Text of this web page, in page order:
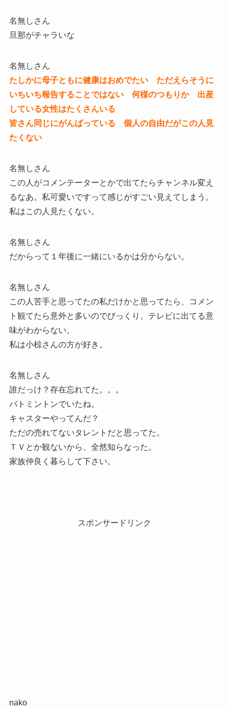
名無しさん
旦那がチャラいな
名無しさん
たしかに母子ともに健康はおめでたい ただえらそうに
いちいち報告することではない 何様のつもりか 出産
している女性はたくさんいる
皆さん同じにがんばっている 個人の自由だがこの人見
たくない
名無しさん
この人がコメンテーターとかで出てたらチャンネル変え
るなあ。私可愛いですって感じがすごい見えてしまう。
私はこの人見たくない。
名無しさん
だからって１年後に一緒にいるかは分からない。
名無しさん
この人苦手と思ってたの私だけかと思ってたら、コメン
ト観てたら意外と多いのでびっくり。テレビに出てる意
味がわからない。
私は小椋さんの方が好き。
名無しさん
誰だっけ？存在忘れてた。。。
バトミントンでいたね。
キャスターやってんだ？
ただの売れてないタレントだと思ってた。
ＴＶとか観ないから、全然知らなった。
家族仲良く暮らして下さい。
スポンサードリンク
nako